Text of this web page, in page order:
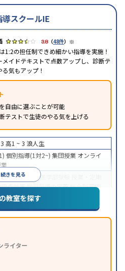
スクールIE
3.8（48件） ※
1:2の担任制できめ細かい指導を実施！
メイドテキストで点数アップし、診断テ
る気もアップ！
自由に選ぶことが可能
テストで生徒のやる気を上げる
続きを見る
高1 ~ 3 浪人生
個別指導(1対2~) 集団授業 オンライ
受験大学受験 医学部受験
点対策学習習慣の定着総合型選抜
入試対策学校別特化対策
対応
みの受講可
の個別指導塾アンケート調査方法
教室を探す
ライター